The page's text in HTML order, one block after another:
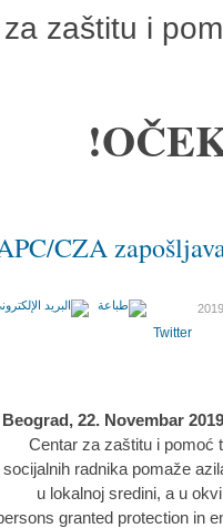
zaštitu i
CZA
Twitter
Beograd, 22. Novembar
Centar za zaštitu i pomoć
socijalnih radnika pomaže
u lokalnoj sredini, a u
granted protection in